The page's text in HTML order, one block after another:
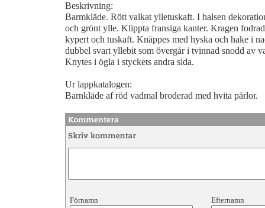
Beskrivning:
Barmkläde. Rött valkat ylletuskaft. I halsen
och grönt ylle. Klippta fransiga kanter. Kragen
kypert och tuskaft. Knäppes med hyska och hake i
dubbel svart yllebit som övergår i tvinnad snodd av
Knytes i ögla i styckets andra sida.
Ur lappkatalogen:
Barnkläde af röd vadmal broderad med hvita pärlor.
Förnamn Efternamn